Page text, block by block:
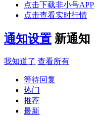
点击下载非小号APP
点击查看实时行情
通知设置 新通知
我知道了 查看所有
等待回复
热门
推荐
最新